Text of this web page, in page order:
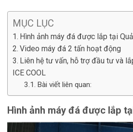
MỤC LỤC
Hình ảnh máy đá được lắp tại
Video máy đá 2 tấn hoạt động
Liên hệ tư vấn, hỗ trợ đầu tư và
ICE COOL
Bài viết liên quan:
Hình ảnh máy đá được lắp